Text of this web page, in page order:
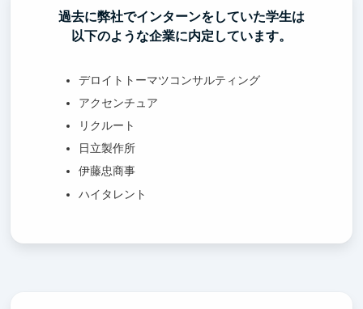
過去に弊社でインターンをしていた学生は
以下のような企業に内定しています。
デロイトトーマツコンサルティング
アクセンチュア
リクルート
日立製作所
伊藤忠商事
ハイタレント